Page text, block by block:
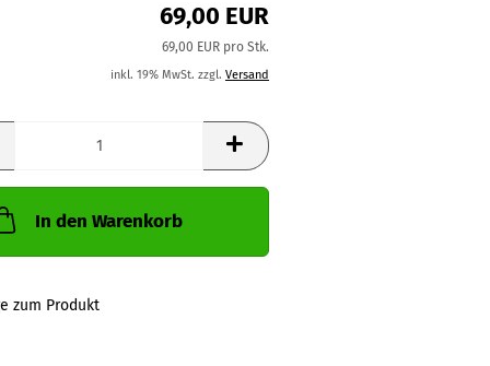
69,00 EUR
69,00 EUR pro Stk.
inkl. 19% MwSt. zzgl. Versand
In den Warenkorb
zum Produkt